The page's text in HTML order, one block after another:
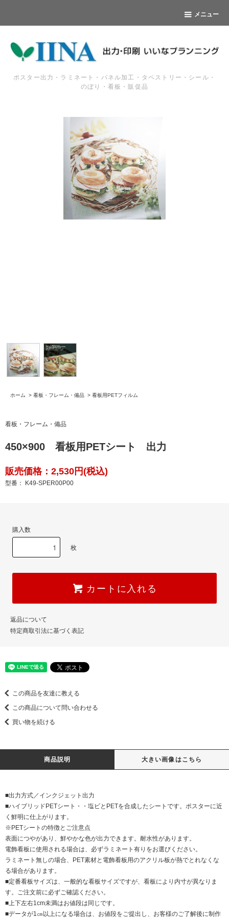
メニュー
ポスター出力・ラミネート・パネル加工・タペストリー・シール・
のぼり・看板・販促品
ホーム > 看板・フレーム・備品 > 看板用PETフィルム
看板・フレーム・備品
450×900 看板用PETシート 出力
販売価格：2,530円(税込)
型番： K49-SPER00P00
購入数
枚
カートに入れる
返品について
特定商取引法に基づく表記
この商品を友達に教える
この商品について問い合わせる
買い物を続ける
商品説明 大きい画像はこちら
■出力方式／インクジェット出力
■ハイブリッドPETシート・・塩ビとPETを合成したシートです。ポスターに近
く鮮明に仕上がります。
※PETシートの特徴とご注意点
表面につやがあり、鮮やかな色が出力できます。耐水性があります。
電飾看板に使用される場合は、必ずラミネート有りをお選びください。
ラミネート無しの場合、PET素材と電飾看板用のアクリル板が熱でとれなくな
る場合があります。
■定番看板サイズは、一般的な看板サイズですが、看板により内寸が異なりま
す。ご注文前に必ずご確認ください。
■上下左右1cm未満はお値段は同じです。
■データが1㎝以上になる場合は、お値段をご提出し、お客様のご了解後に制作